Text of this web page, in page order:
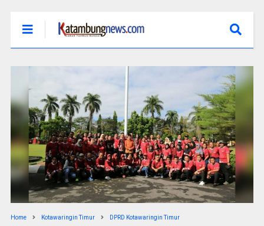
Home Kotawaringin Timur DPRD Kotawaringin Timur